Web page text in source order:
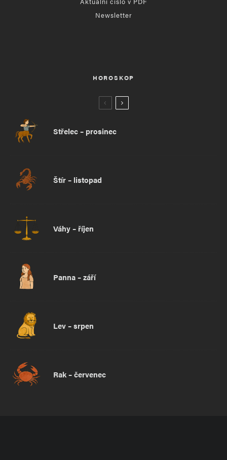
Newsletter
HOROSKOP
Střelec – prosinec
Štír – listopad
Váhy – říjen
Panna – září
Lev – srpen
Rak – červenec